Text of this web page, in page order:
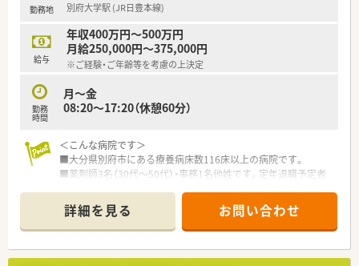
勤務地 別府大学駅 (JR日豊本線)
給与
年収400万円～500万円
月給250,000円～375,000円
※ご経験・ご年齢等を考慮の上決定
勤務
時間
月～金
08:20～17:20（休憩60分）
＜こんな病院です＞
■大分県別府市にある療養病床数116床以上の病院です。
■薬剤師3名（30代～50代）・事務1名他姓です。定年退職予定者
■回復期リハビリテーション病棟の病院です。
■母体がしっかりしていますので経営も安定しています
＜働きやすい職場環境＞
■平日のみ、～17:20終業で残業はほとんどございません。
詳細を見る お問い合わせ